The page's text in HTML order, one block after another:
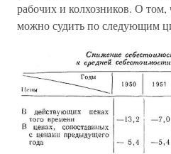
рабочих и колхозников. О
можно судить по следующим